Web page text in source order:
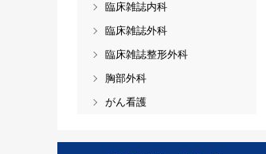
臨床雑誌内科
臨床雑誌外科
臨床雑誌整形外科
胸部外科
がん看護